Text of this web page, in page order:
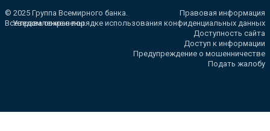
© 2025 Группа Всемирного банка.
Все права сохранены.
Правовая информация
Уведомление о порядке использования конфиденциальных данных
Доступность сайта
Доступ к информации
Предупреждение о мошенничестве
Подать жалобу